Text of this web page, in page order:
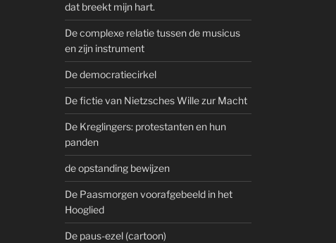
dat breekt mijn hart.
De complexe relatie tussen de musicus
en zijn instrument
De democratiecirkel
De fictie van Nietzsches Wille zur Macht
De Kreglingers: protestanten en hun
panden
de opstanding bewijzen
De Paasmorgen voorafgebeeld in het
Hooglied
De paus-ezel (cartoon)